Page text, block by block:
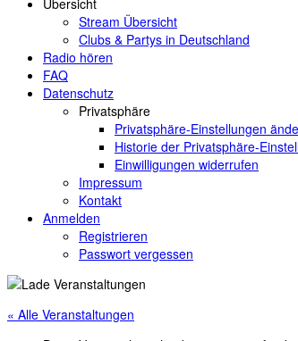
Stream Übersicht
Clubs & Partys in Deutschland
Radio hören
FAQ
Datenschutz
Privatsphäre
Privatsphäre-Einstellungen
Historie der Privatsphäre-
Einwilligungen widerrufen
Impressum
Kontakt
Anmelden
Registrieren
Passwort vergessen
« Alle Veranstaltungen